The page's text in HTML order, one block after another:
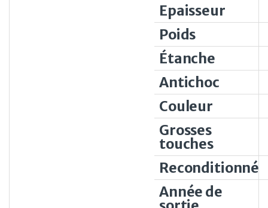
Epaisseur
Poids
Étanche
Antichoc
Couleur
Grosses
touches
Reconditionné
Année de